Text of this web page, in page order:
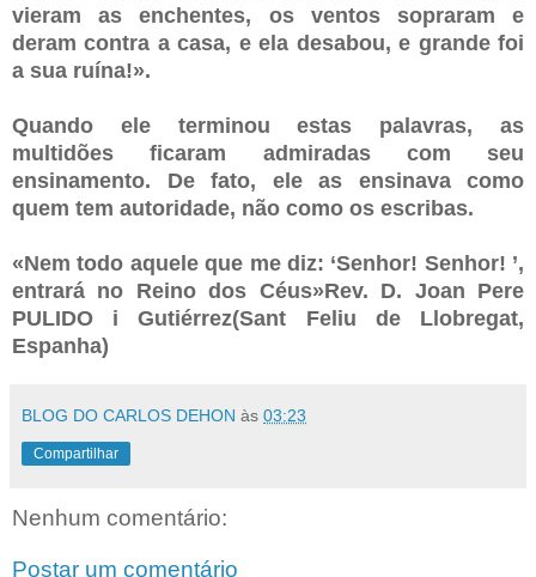
vieram as enchentes, os ventos sopraram e
deram contra a casa, e ela desabou, e grande foi
a sua ruína!».
Quando ele terminou estas palavras, as
multidões ficaram admiradas com seu
ensinamento. De fato, ele as ensinava como
quem tem autoridade, não como os escribas.
«Nem todo aquele que me diz: ‘Senhor! Senhor! ’,
entrará no Reino dos Céus»Rev. D. Joan Pere
PULIDO i Gutiérrez(Sant Feliu de Llobregat,
Espanha)
BLOG DO CARLOS DEHON às 03:23
Compartilhar
Nenhum comentário:
Postar um comentário